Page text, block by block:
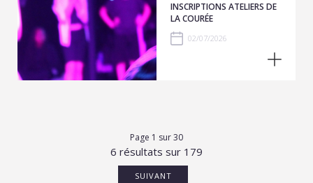
INSCRIPTIONS ATELIERS DE
LA COURÉE
02/07/2026
Page 1 sur 30
6 résultats sur 179
SUIVANT